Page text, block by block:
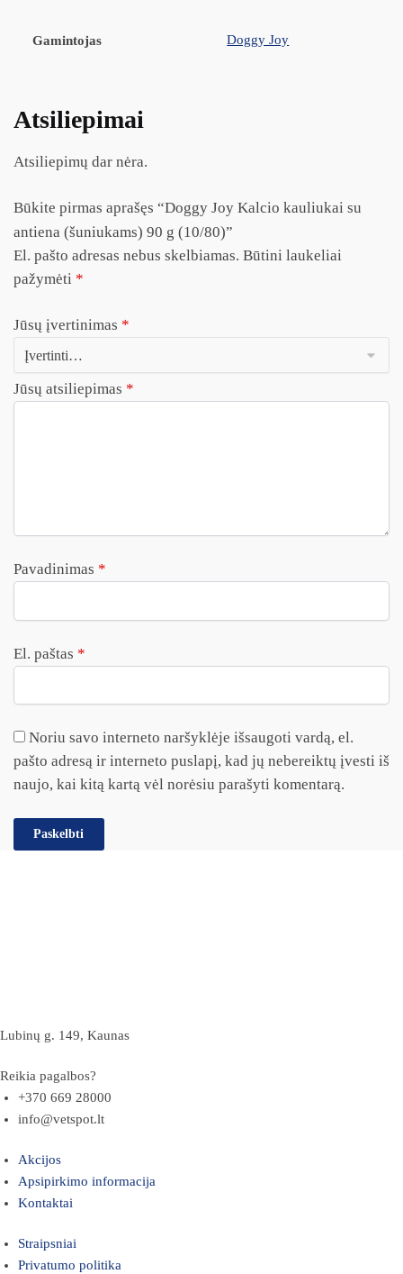
Gamintojas Doggy Joy
Atsiliepimai
Atsiliepimų dar nėra.
Būkite pirmas aprašęs “Doggy Joy Kalcio kauliukai su
antiena (šuniukams) 90 g (10/80)”
El. pašto adresas nebus skelbiamas. Būtini laukeliai
pažymėti *
Jūsų įvertinimas *
Jūsų atsiliepimas *
Pavadinimas *
El. paštas *
Noriu savo interneto naršyklėje išsaugoti vardą, el.
pašto adresą ir interneto puslapį, kad jų nebereiktų įvesti iš
naujo, kai kitą kartą vėl norėsiu parašyti komentarą.
Lubinų g. 149, Kaunas
Reikia pagalbos?
+370 669 28000
info@vetspot.lt
Akcijos
Apsipirkimo informacija
Kontaktai
Straipsniai
Privatumo politika